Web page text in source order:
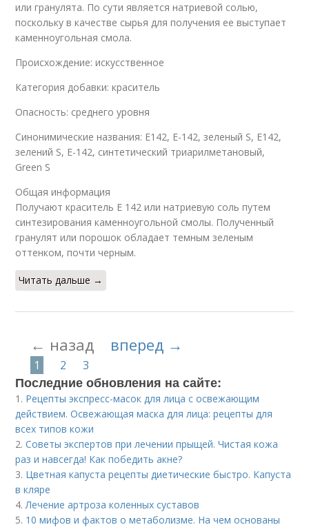
или гранулята. По сути является натриевой солью,
поскольку в качестве сырья для получения ее выступает
каменноугольная смола.
Происхождение: искусственное
Категория добавки: краситель
Опасность: среднего уровня
Синонимические названия: Е142, Е-142, зеленый S, E142,
зелений S, E-142, синтетический триарилметановый,
Green S
​Общая информация
Получают краситель Е 142 или натриевую соль путем
синтезирования каменноугольной смолы. Полученный
гранулят или порошок обладает темным зеленым
оттенком, почти черным.
Читать дальше →
← назад вперед →
1 2 3
Последние обновления на сайте:
1. Рецепты экспресс-масок для лица с освежающим
действием. Освежающая маска для лица: рецепты для
всех типов кожи
2.Советы экспертов при лечении прыщей. Чистая кожа
раз и навсегда! Как победить акне?
3. Цветная капуста рецепты диетические быстро. Капуста
в кляре
4.Лечение артроза коленных суставов
5. 10 мифов и фактов о метаболизме. На чем основаны